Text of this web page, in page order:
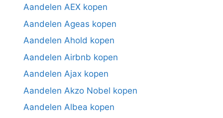
Aandelen AEX kopen
Aandelen Ageas kopen
Aandelen Ahold kopen
Aandelen Airbnb kopen
Aandelen Ajax kopen
Aandelen Akzo Nobel kopen
Aandelen Albea kopen